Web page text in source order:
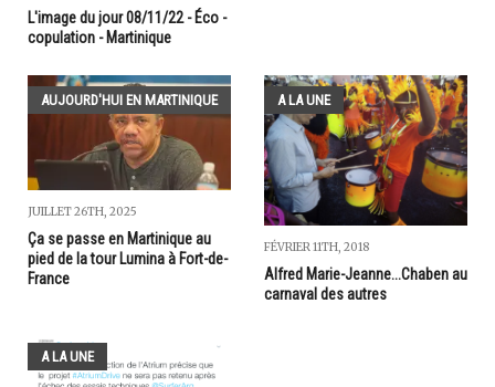
L'image du jour 08/11/22 - Éco -
copulation - Martinique
AUJOURD'HUI EN MARTINIQUE
JUILLET 26TH, 2025
Ça se passe en Martinique au
pied de la tour Lumina à Fort-de-
France
A LA UNE
FÉVRIER 11TH, 2018
Alfred Marie-Jeanne...Chaben au
carnaval des autres
A LA UNE